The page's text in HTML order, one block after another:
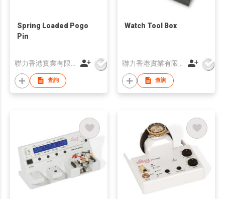
Spring Loaded Pogo
Pin
查詢
Watch Tool Box
查詢